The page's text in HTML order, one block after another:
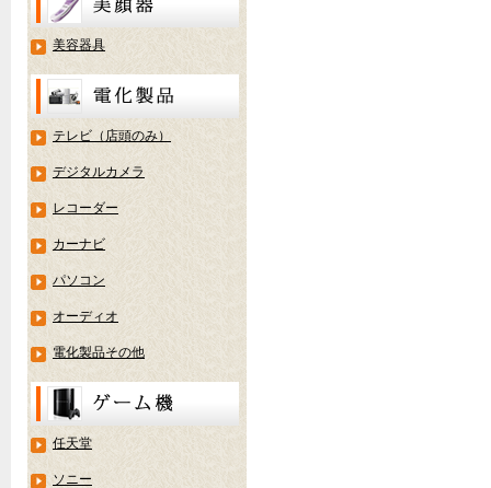
美容器具
テレビ（店頭のみ）
デジタルカメラ
レコーダー
カーナビ
パソコン
オーディオ
電化製品その他
任天堂
ソニー